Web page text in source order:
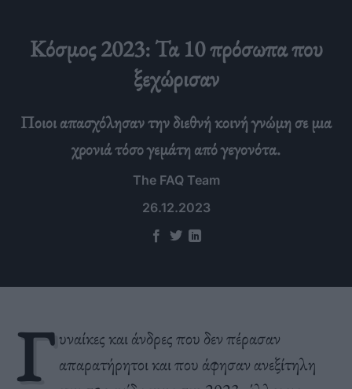
Κόσμος 2023: Τα 10 πρόσωπα που
ξεχώρισαν
Ποιοι απασχόλησαν την διεθνή κοινή γνώμη σε μια
χρονιά τόσο γεμάτη από γεγονότα.
The FAQ Team
26.12.2023
Γ υναίκες και άνδρες που δεν πέρασαν
απαρατήρητοι και που άφησαν ανεξίτηλη